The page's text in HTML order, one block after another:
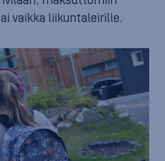
vaikka liikuntaleirille.